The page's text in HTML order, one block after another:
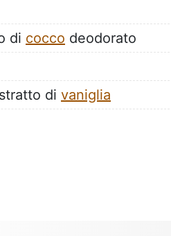
di cocco deodorato
di vaniglia